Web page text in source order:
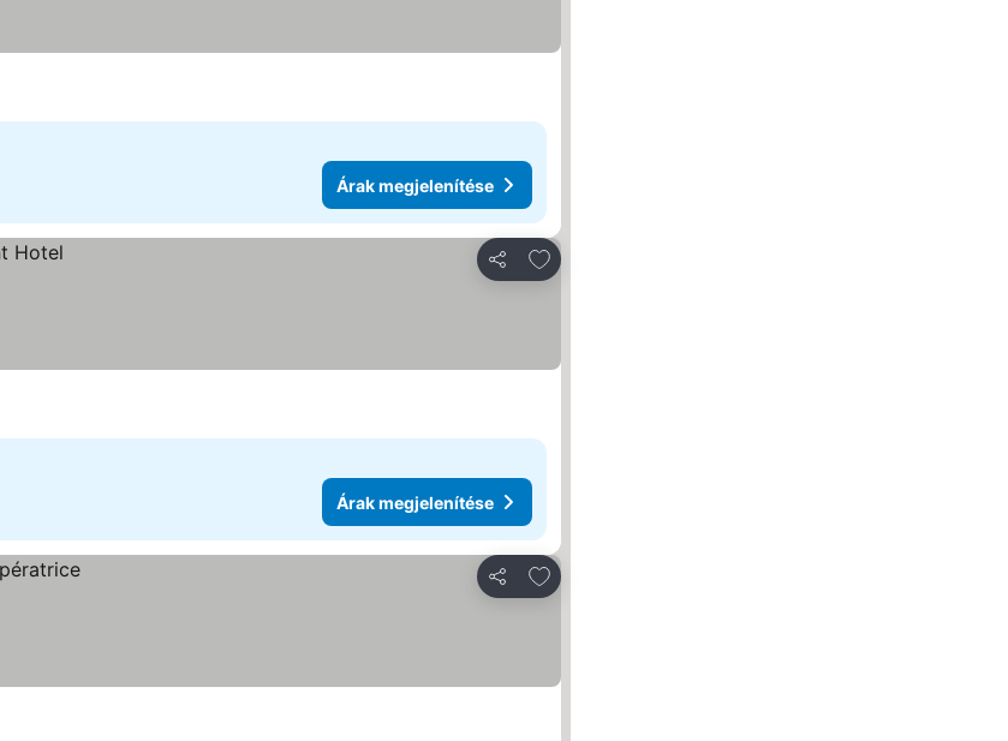
Árak megjelenítése
Megosztás
Hozzáadás a kedvencekhez
Árak megjelenítése
Megosztás
Hozzáadás a kedvencekhez